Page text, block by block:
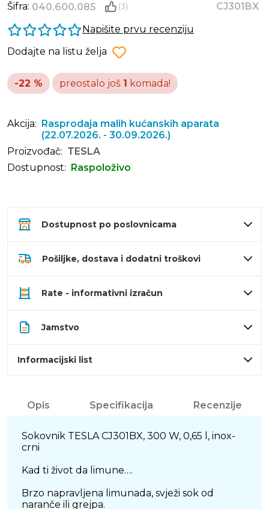
Šifra: 040.600.085 (3)
CJ301BX
Napišite prvu recenziju
Dodajte na listu želja
-22 % preostalo još 1 komada!
Akcija:
Rasprodaja malih kućanskih aparata
(22.07.2026. - 30.09.2026.)
Proizvođač: TESLA
Dostupnost:
Raspoloživo
Dostupnost po poslovnicama
Pošiljke, dostava i dodatni troškovi
Rate - informativni izračun
Jamstvo
Informacijski list
Opis Specifikacija Recenzije
Sokovnik TESLA CJ301BX, 300 W, 0,65 l, inox-
crni
Kad ti život da limune….
Brzo napravljena limunada, svježi sok od
naranče ili grejpa.